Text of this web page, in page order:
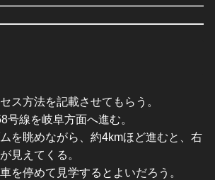
ス方法を記載させてもらう。
号線を岐阜方面へ進む。
を眺めながら、約4kmほど進むと、右
見えてくる。
を停めて見学するとよいだろう。